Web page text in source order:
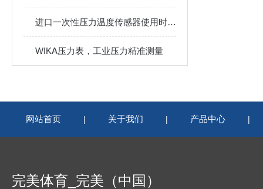
进口一次性压力温度传感器使用时要考虑以下四大因素
WIKA压力表，工业压力精准测量
网站首页 | 关于我们 | 产品中心 |
完美体育_完美（中国）